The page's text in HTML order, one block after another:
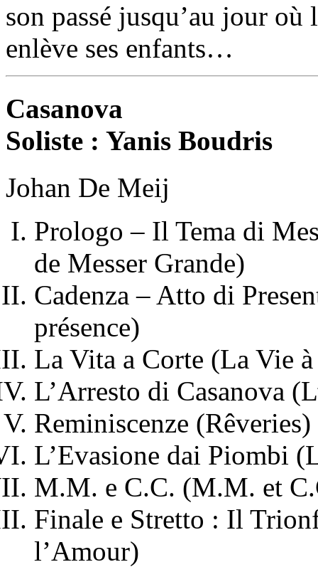
son passé jusqu’au jour
enlève ses enfants…
Casanova
Soliste : Yanis Boudris
Johan De Meij
Prologo – Il Tema di
de Messer Grande)
Cadenza – Atto di
présence)
La Vita a Corte (La Vie
L’Arresto di Casanova
Reminiscenze (Rêveries)
L’Evasione dai Piombi
M.M. e C.C. (M.M. et
Finale e Stretto : Il
l’Amour)